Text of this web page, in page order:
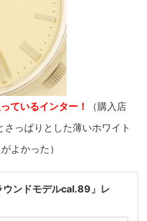
ているインター！
（購入店
っぱりとした薄いホワイト
よかった）
ウンドモデルcal.89」レ